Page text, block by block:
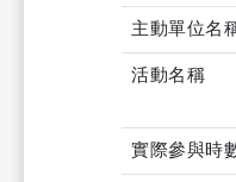
主動單位名
活動名稱
實際參與時